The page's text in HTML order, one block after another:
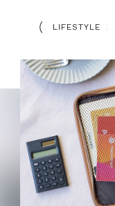
LIFESTYLE ：